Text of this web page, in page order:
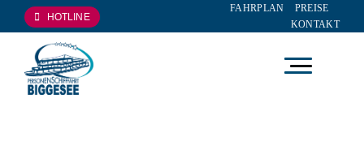
Inhalt
springen
HOTLINE
FAHRPLAN
PREISE
KONTAKT